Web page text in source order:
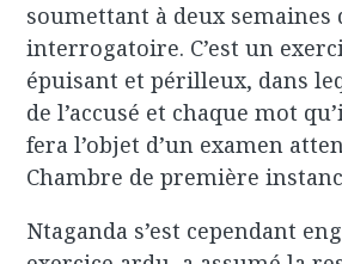
soumettant à deux semaines
interrogatoire. C’est un
épuisant et périlleux, dans
de l’accusé et chaque mot
fera l’objet d’un examen
Chambre de première
Ntaganda s’est cependant